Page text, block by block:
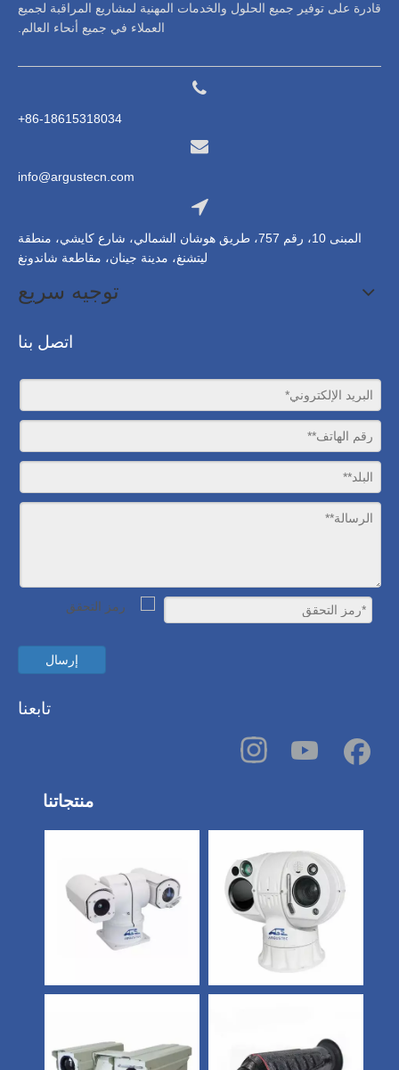
قادرة على توفير جميع الحلول والخدمات المهنية لمشاريع المراقبة لجميع
العملاء في جميع أنحاء العالم.
info@argustecn.com
المبنى 10، رقم 757، طريق هوشان الشمالي، شارع كايشي، منطقة
ليتشنغ، مدينة جينان، مقاطعة شاندونغ
توجيه سريع
اتصل بنا
إرسال
تابعنا
منتجاتنا